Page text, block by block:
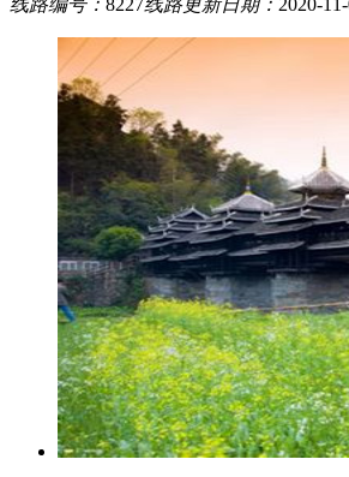
线路编号： 8227线路更新日期： 2020-